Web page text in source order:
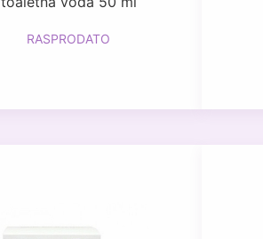
RASPRODATO